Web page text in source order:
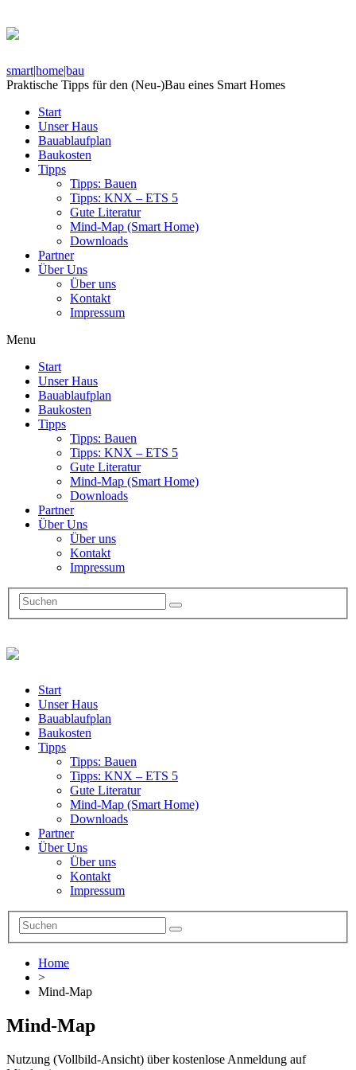
smart|home|bau
Praktische Tipps für den (Neu-)Bau eines Smart Homes
Start
Unser Haus
Bauablaufplan
Baukosten
Tipps
Tipps: Bauen
Tipps: KNX – ETS 5
Gute Literatur
Mind-Map (Smart Home)
Downloads
Partner
Über Uns
Über uns
Kontakt
Impressum
Menu
Start
Unser Haus
Bauablaufplan
Baukosten
Tipps
Tipps: Bauen
Tipps: KNX – ETS 5
Gute Literatur
Mind-Map (Smart Home)
Downloads
Partner
Über Uns
Über uns
Kontakt
Impressum
Start
Unser Haus
Bauablaufplan
Baukosten
Tipps
Tipps: Bauen
Tipps: KNX – ETS 5
Gute Literatur
Mind-Map (Smart Home)
Downloads
Partner
Über Uns
Über uns
Kontakt
Impressum
Home
>
Mind-Map
Mind-Map
Nutzung (Vollbild-Ansicht) über kostenlose Anmeldung auf